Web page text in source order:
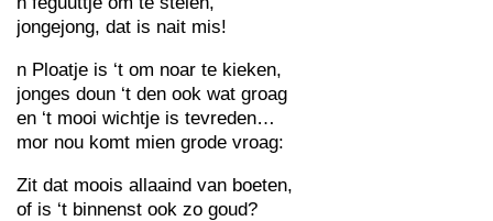
jongejong, dat is nait mis!
n Ploatje is ‘t om noar te kieken,
jonges doun ‘t den ook wat groag
en ‘t mooi wichtje is tevreden…
mor nou komt mien grode vroag:
Zit dat moois allaaind van boeten,
of is ‘t binnenst ook zo goud?